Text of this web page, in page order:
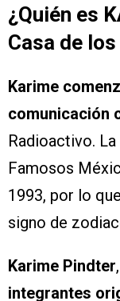
¿Quién es
Casa de
Karime
comunicación
Radioactivo.
Famosos
1993, por lo
signo de
Karime Pindter,
integrantes